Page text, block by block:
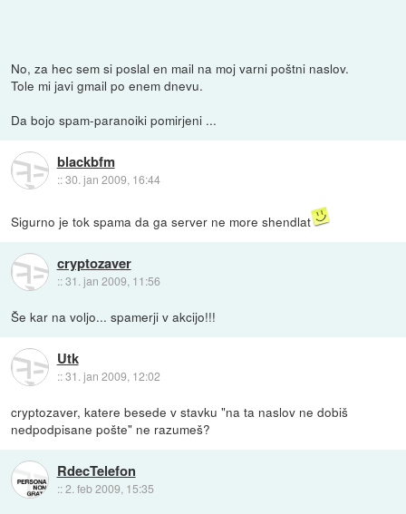
No, za hec sem si poslal en mail na moj varni poštni naslov.
Tole mi javi gmail po enem dnevu.
Da bojo spam-paranoiki pomirjeni ...
blackbfm
::30. jan 2009, 16:44
Sigurno je tok spama da ga server ne more shendlat
cryptozaver
::31. jan 2009, 11:56
Še kar na voljo... spamerji v akcijo!!!
Utk
::31. jan 2009, 12:02
cryptozaver, katere besede v stavku "na ta naslov ne dobiš
nedpodpisane pošte" ne razumeš?
RdecTelefon
::2. feb 2009, 15:35